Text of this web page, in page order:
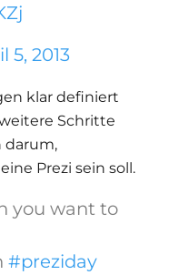
5, 2013
klar definiert
Schritte
darum,
Prezi sein soll.
you want to
#preziday